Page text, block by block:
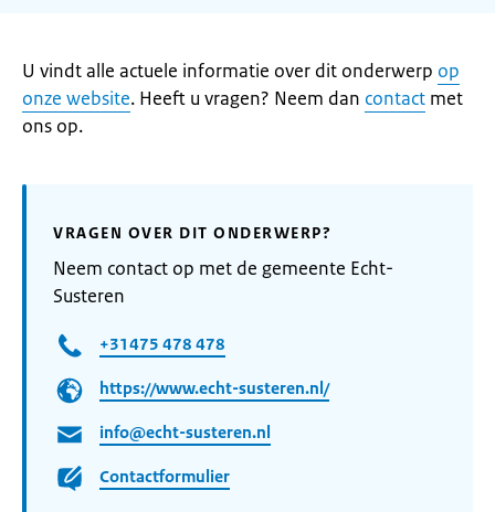
U vindt alle actuele informatie over dit onderwerp op
onze website. Heeft u vragen? Neem dan contact met
ons op.
VRAGEN OVER DIT ONDERWERP?
Neem contact op met de gemeente Echt-
Susteren
+31475 478 478
https://www.echt-susteren.nl/
info@echt-susteren.nl
Contactformulier